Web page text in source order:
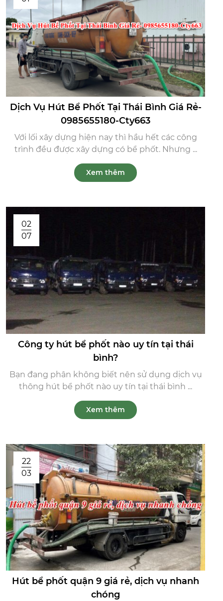
Dịch Vụ Hút Bể Phốt Tại Thái Bình Giá Rẻ-
0985655180-Cty663
Với lối xây dựng hiện nay thì hầu hết các công
trình đều được xây dựng có bể phốt. Nhưng ...
Xem thêm
02
07
Công ty hút bể phốt nào uy tín tại thái
bình?
Bạn đang phân không biết nên sử dụng dịch vụ
thông hút bể phốt nào uy tín tại thái bình ...
Xem thêm
22
03
Hút bể phốt quận 9 giá rẻ, dịch vụ nhanh
chóng